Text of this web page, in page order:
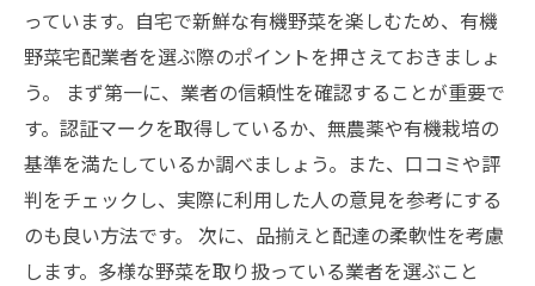
っています。自宅で新鮮な有機野菜を楽しむため、有機
野菜宅配業者を選ぶ際のポイントを押さえておきましょ
う。 まず第一に、業者の信頼性を確認することが重要で
す。認証マークを取得しているか、無農薬や有機栽培の
基準を満たしているか調べましょう。また、口コミや評
判をチェックし、実際に利用した人の意見を参考にする
のも良い方法です。 次に、品揃えと配達の柔軟性を考慮
します。多様な野菜を取り扱っている業者を選ぶこと